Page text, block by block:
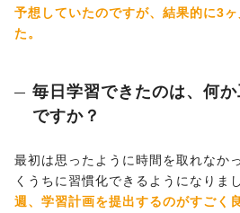
予想していたのですが、結果的に3
た。
毎日学習できたのは、何
ですか？
最初は思ったように時間を取れなか
くうちに習慣化できるようになりま
週、学習計画を提出するのがすごく